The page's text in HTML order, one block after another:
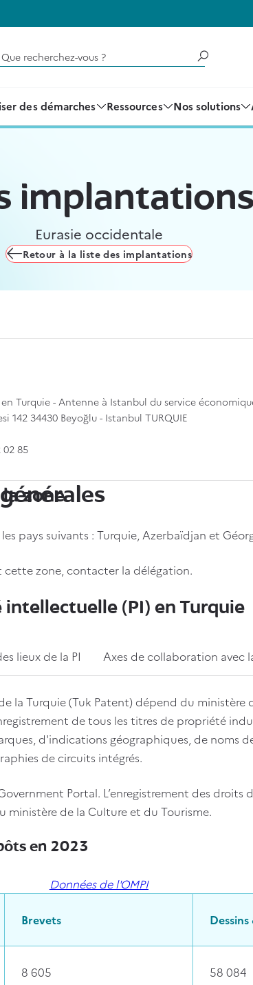
recherchez-vous ?
des démarches Ressources Nos solutions
implantations
Eurasie occidentale
Retour à la liste des implantations
Turquie - Antenne à Istanbul du service
142 34430 Beyoğlu - Istanbul TURQUIE
02 85
la zone
pays suivants : Turquie, Azerbaïdjan et
zone, contacter la délégation.
(PI) en Turquie
lieux de la PI Axes de collaboration avec
la Turquie (Tuk Patent) dépend du ministère
de tous les titres de propriété
d'indications géographiques, de noms
de circuits intégrés.
Portal. L’enregistrement des droits
ministère de la Culture et du Tourisme.
en 2023
Données de l'OMPI
Brevets
8 605 58 084